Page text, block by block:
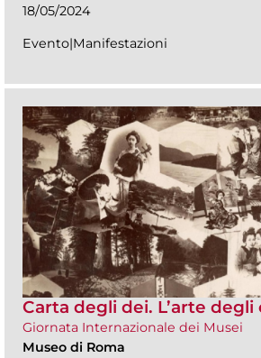
18/05/2024
Evento|Manifestazioni
Carta degli dei. L’arte
Giornata Internazionale dei Musei
Museo di Roma